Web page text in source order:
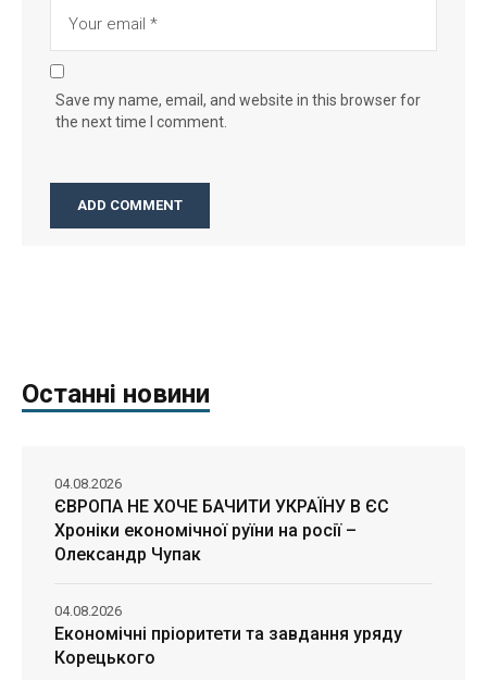
Save my name, email, and website in this browser for
the next time I comment.
Останні новини
ЄВРОПА НЕ ХОЧЕ БАЧИТИ УКРАЇНУ В ЄС
Хроніки економічної руїни на росії –
Олександр Чупак
04.08.2026
Економічні пріоритети та завдання уряду
Корецького
04.08.2026